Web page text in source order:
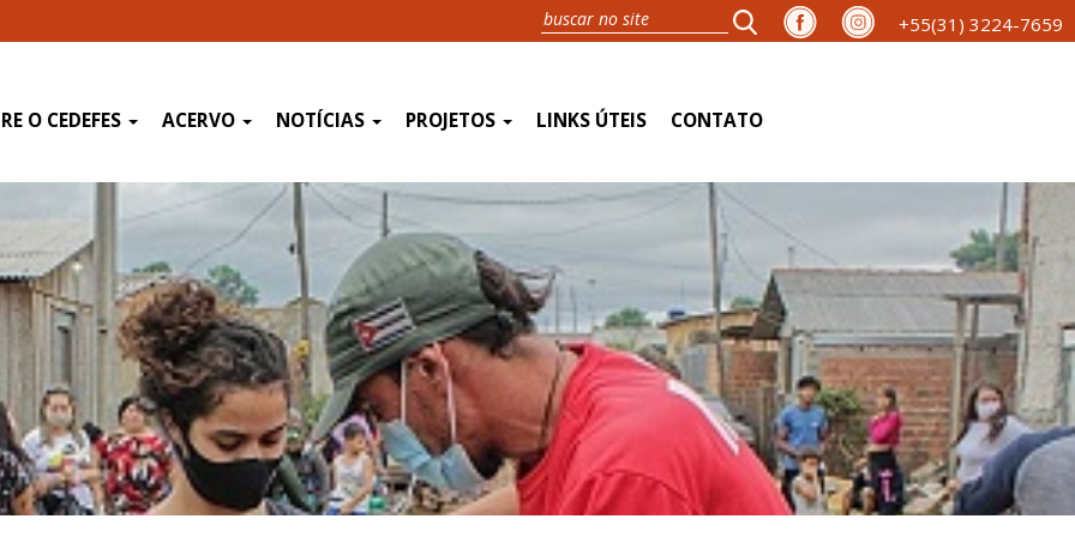
+55(31) 3224-7659
O CEDEFES ACERVO NOTÍCIAS PROJETOS LINKS ÚTEIS CONTATO